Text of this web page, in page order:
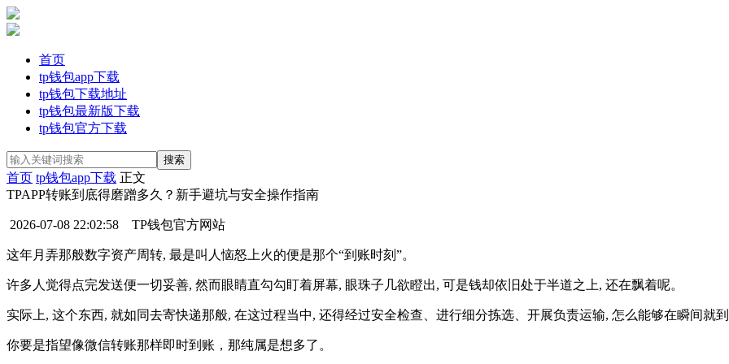
首页
tp钱包app下载
tp钱包下载地址
tp钱包最新版下载
tp钱包官方下载
首页 tp钱包app下载 正文
TPAPP转账到底得磨蹭多久？新手避坑与安全操作指南
2026-07-08 22:02:58 TP钱包官方网站
这年月弄那般数字资产周转, 最是叫人恼怒上火的便是那个“到账时刻”。
许多人觉得点完发送便一切妥善, 然而眼睛直勾勾盯着屏幕, 眼珠子几欲瞪出, 可是钱却依旧处于半道之上, 还在飘着呢。
实际上, 这个东西, 就如同去寄快递那般, 在这过程当中, 还得经过安全检查、进行细分拣选、开展负责运输, 怎么能够在瞬间就
你要是指望像微信转账那样即时到账，那纯属是想多了。